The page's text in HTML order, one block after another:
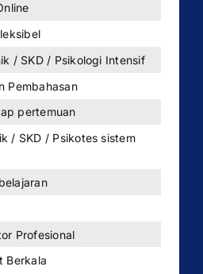
/ SKD / Psikologi Intensif
Pembahasan
pertemuan
/ SKD / Psikotes sistem
Profesional
Berkala